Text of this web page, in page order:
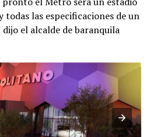
todas las especificaciones de un
el alcalde de baranquila